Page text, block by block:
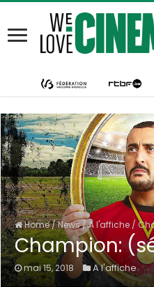
Home/News/A l'affiche /
Champion:
mai 15, 2018 A l'affiche